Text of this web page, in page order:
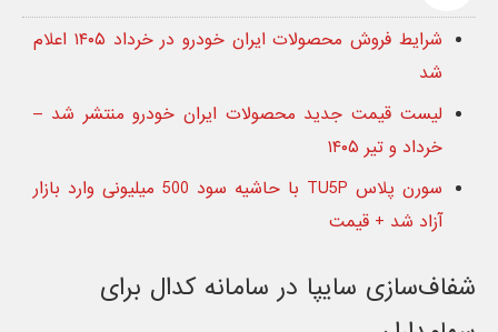
شرایط فروش محصولات ایران خودرو در خرداد ۱۴۰۵ اعلام
شد
لیست قیمت جدید محصولات ایران خودرو منتشر شد –
خرداد و تیر ۱۴۰۵
سورن پلاس TU5P با حاشیه سود 500 میلیونی وارد بازار
آزاد شد + قیمت
شفاف‌سازی سایپا در سامانه کدال برای